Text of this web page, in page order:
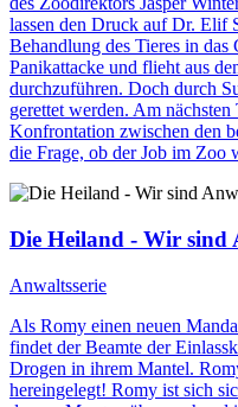
lassen den Druck auf Dr. Elif
Behandlung des Tieres in das
Panikattacke und flieht aus
durchzuführen. Doch durch
gerettet werden. Am
Konfrontation zwischen den
die Frage, ob der Job im Zoo
Die Heiland - Wir sind
Anwaltsserie
Als Romy einen neuen
findet der Beamte der
Drogen in ihrem Mantel.
hereingelegt! Romy ist sich